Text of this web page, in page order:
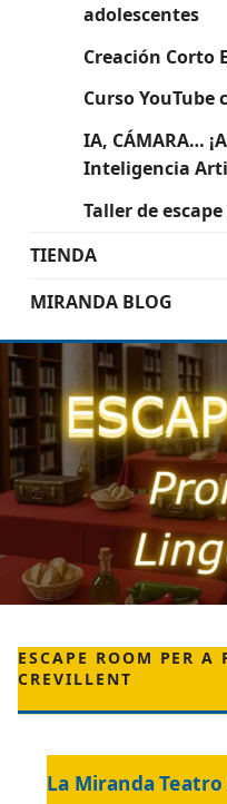
adolescentes
Creación Corto
Curso YouTube
IA, CÁMARA…
Inteligencia
Taller de
TIENDA
MIRANDA BLOG
ESCAPE ROOM PER
CREVILLENT
La Miranda Teatro